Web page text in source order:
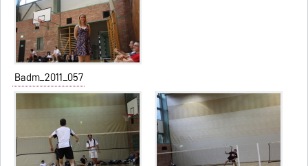
Badm_2011_057